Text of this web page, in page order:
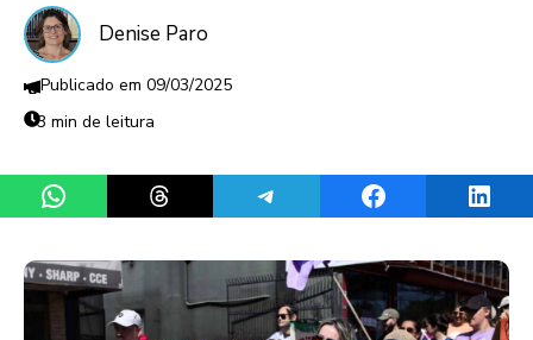
Denise Paro
09/03/2025
3 min de leitura
Share on WhatsAppShare on ThreadsShare on TelegramShare on Facebook